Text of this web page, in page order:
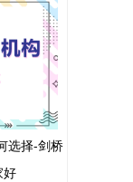
选择-剑桥
好